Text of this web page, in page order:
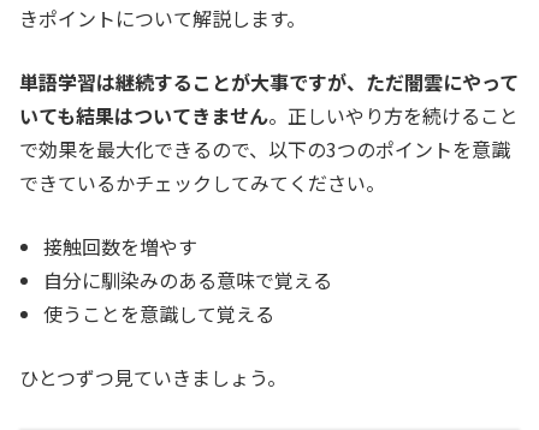
きポイントについて解説します。
単語学習は継続することが大事ですが、ただ闇雲にやって
いても結果はついてきません。 正しいやり方を続けること
で効果を最大化できるので、以下の3つのポイントを意識
できているかチェックしてみてください。
接触回数を増やす
自分に馴染みのある意味で覚える
使うことを意識して覚える
ひとつずつ見ていきましょう。